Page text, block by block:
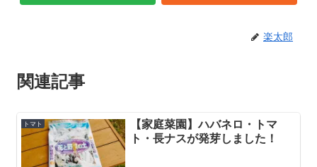
楽太郎
関連記事
トマト
【家庭菜園】ハバネロ・トマ
ト・長ナスが発芽しました！